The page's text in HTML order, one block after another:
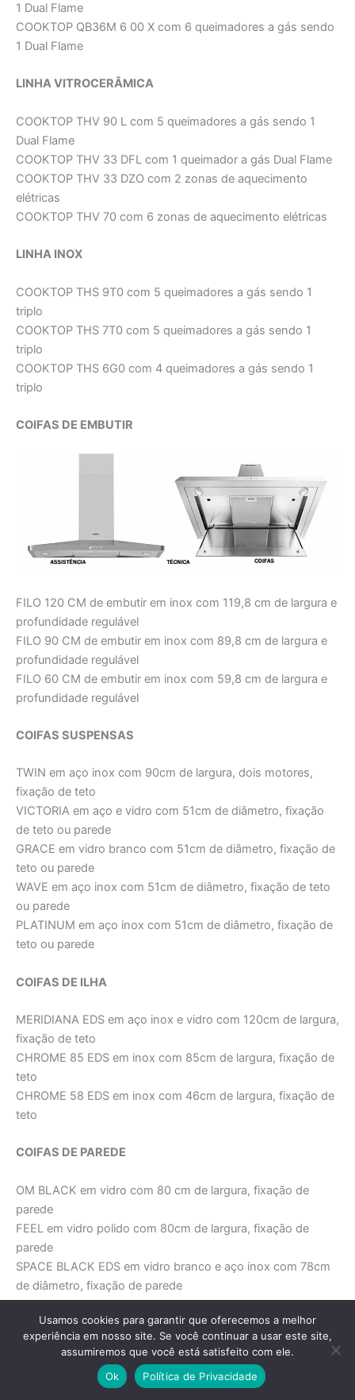
1 Dual Flame
COOKTOP QB36M 6 00 X com 6 queimadores a gás sendo
1 Dual Flame
LINHA VITROCERÂMICA
COOKTOP THV 90 L com 5 queimadores a gás sendo 1
Dual Flame
COOKTOP THV 33 DFL com 1 queimador a gás Dual Flame
COOKTOP THV 33 DZO com 2 zonas de aquecimento
elétricas
COOKTOP THV 70 com 6 zonas de aquecimento elétricas
LINHA INOX
COOKTOP THS 9T0 com 5 queimadores a gás sendo 1
triplo
COOKTOP THS 7T0 com 5 queimadores a gás sendo 1
triplo
COOKTOP THS 6G0 com 4 queimadores a gás sendo 1
triplo
COIFAS DE EMBUTIR
FILO 120 CM de embutir em inox com 119,8 cm de largura e
profundidade regulável
FILO 90 CM de embutir em inox com 89,8 cm de largura e
profundidade regulável
FILO 60 CM de embutir em inox com 59,8 cm de largura e
profundidade regulável
COIFAS SUSPENSAS
TWIN em aço inox com 90cm de largura, dois motores,
fixação de teto
VICTORIA em aço e vidro com 51cm de diâmetro, fixação
de teto ou parede
GRACE em vidro branco com 51cm de diâmetro, fixação de
teto ou parede
WAVE em aço inox com 51cm de diâmetro, fixação de teto
ou parede
PLATINUM em aço inox com 51cm de diâmetro, fixação de
teto ou parede
COIFAS DE ILHA
MERIDIANA EDS em aço inox e vidro com 120cm de largura,
fixação de teto
CHROME 85 EDS em inox com 85cm de largura, fixação de
teto
CHROME 58 EDS em inox com 46cm de largura, fixação de
teto
COIFAS DE PAREDE
OM BLACK em vidro com 80 cm de largura, fixação de
parede
FEEL em vidro polido com 80cm de largura, fixação de
parede
SPACE BLACK EDS em vidro branco e aço inox com 78cm
de diâmetro, fixação de parede
SPACE WHITE EDS em vidro branco e aço inox com 78cm
de diâmetro, fixação de parede
HORIZONTE EDS em aço inox e vidro com 90cm de largura,
fixação de parede
MINI OM WHITE em vidro com 55cm de largura, fixação de
Usamos cookies para garantir que oferecemos a melhor
experiência em nosso site. Se você continuar a usar este site,
assumiremos que você está satisfeito com ele.
Ok
Política de Privacidade